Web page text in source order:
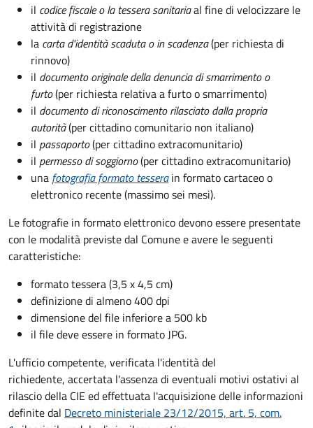
il codice fiscale o la tessera sanitariaal fine di velocizzare le
attività di registrazione
la carta d'identità scaduta o in scadenza(per richiesta di
rinnovo)
il documento originale della denuncia di smarrimento o
furto(per richiesta relativa a furto o smarrimento)
il documento di riconoscimento rilasciato dalla propria
autorità(per cittadino comunitario non italiano)
il passaporto(per cittadino extracomunitario)
il permesso di soggiorno(per cittadino extracomunitario)
una fotografia formato tessera in formato cartaceo o
elettronico recente (massimo sei mesi).
Le fotografie in formato elettronico devono essere presentate
con le modalità previste dal Comune e avere le seguenti
caratteristiche:
formato tessera (3,5 x 4,5 cm)
definizione di almeno 400 dpi
dimensione del file inferiore a 500 kb
il file deve essere in formato JPG.
L'ufficio competente, verificata l'identità del
richiedente, accertata l'assenza di eventuali motivi ostativi al
rilascio della CIE ed effettuata l'acquisizione delle informazioni
definite dal Decreto ministeriale 23/12/2015, art. 5, com.